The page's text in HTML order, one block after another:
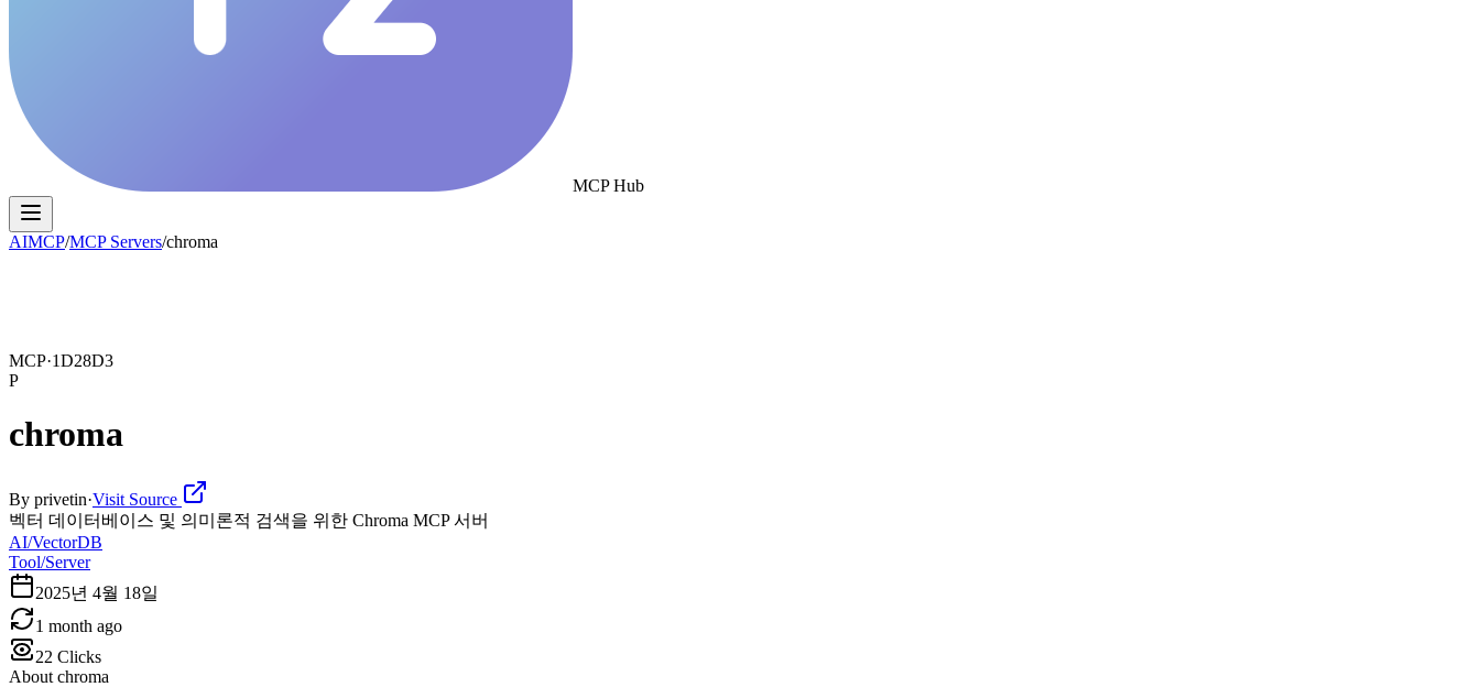
MCP Hub
AIMCP/MCP Servers/chroma
MCP·1D28D3
P
chroma
By privetin·Visit Source
벡터 데이터베이스 및 의미론적 검색을 위한 Chroma MCP 서버
AI/VectorDB
Tool/Server
2025년 4월 18일
1 month ago
22 Clicks
About chroma